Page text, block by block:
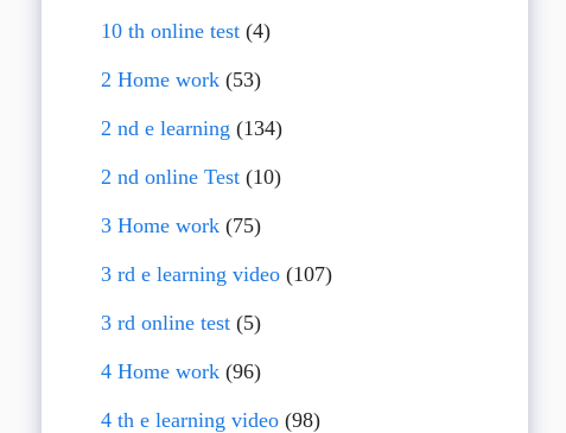
10 th online test(4)
2 Home work(53)
2 nd e learning (134)
2 nd online Test(10)
3 Home work(75)
3 rd e learning video(107)
3 rd online test(5)
4 Home work(96)
4 th e learning video(98)